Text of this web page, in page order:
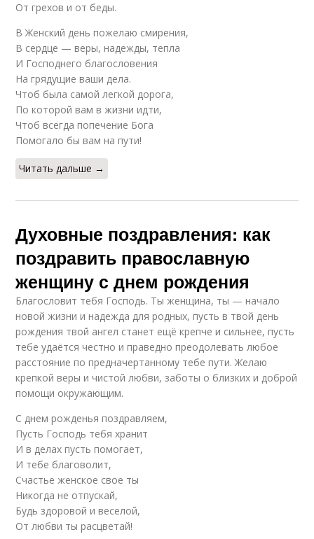
От грехов и от беды.
В Женский день пожелаю смирения,
В сердце — веры, надежды, тепла
И Господнего благословения
На грядущие ваши дела.
Чтоб была самой легкой дорога,
По которой вам в жизни идти,
Чтоб всегда попечение Бога
Помогало бы вам на пути!
Читать дальше →
Духовные поздравления: как
поздравить православную
женщину с днем рождения
Благословит тебя Господь. Ты женщина, ты — начало
новой жизни и надежда для родных, пусть в твой день
рождения твой ангел станет ещё крепче и сильнее, пусть
тебе удаётся честно и праведно преодолевать любое
расстояние по предначертанному тебе пути. Желаю
крепкой веры и чистой любви, заботы о близких и доброй
помощи окружающим.
С днем рожденья поздравляем,
Пусть Господь тебя хранит
И в делах пусть помогает,
И тебе благоволит,
Счастье женское свое ты
Никогда не отпускай,
Будь здоровой и веселой,
От любви ты расцветай!